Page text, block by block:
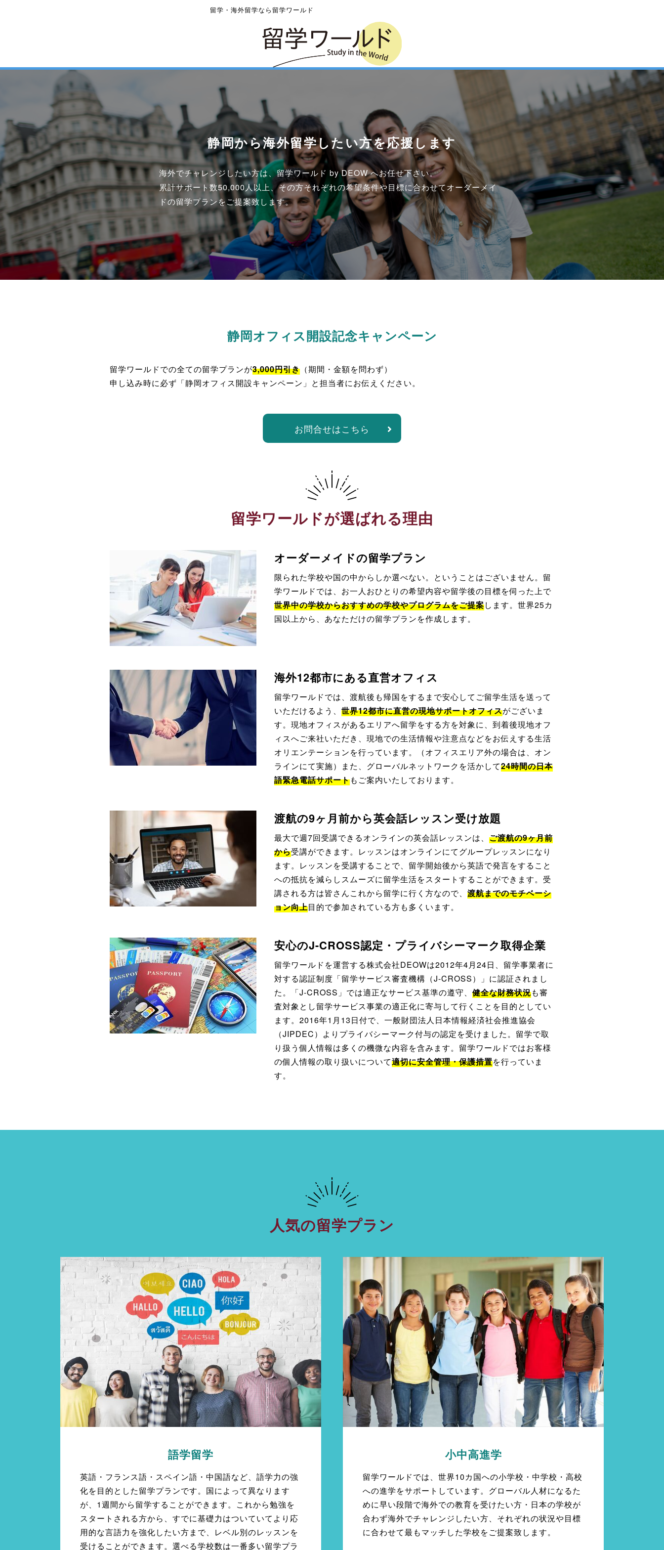
留学・海外留学なら留学ワールド
静岡から海外留学したい方を応援します
海外でチャレンジしたい方は、留学ワールド by DEOW へお任せ下さい。
累計サポート数50,000人以上、その方それぞれの希望条件や目標に合わせてオーダーメイ
ドの留学プランをご提案致します。
静岡オフィス開設記念キャンペーン
留学ワールドでの全ての留学プランが3,000円引き （期間・金額を問わず）
申し込み時に必ず「静岡オフィス開設キャンペーン」と担当者にお伝えください。
お問合せはこちら
留学ワールドが選ばれる理由
オーダーメイドの留学プラン
限られた学校や国の中からしか選べない。ということはございません。留
学ワールドでは、お一人おひとりの希望内容や留学後の目標を伺った上で
世界中の学校からおすすめの学校やプログラムをご提案します。世界25カ
国以上から、あなただけの留学プランを作成します。
海外12都市にある直営オフィス
留学ワールドでは、渡航後も帰国をするまで安心してご留学生活を送って
いただけるよう、 世界12都市に直営の現地サポートオフィスがございま
す。現地オフィスがあるエリアへ留学をする方を対象に、到着後現地オフ
ィスへご来社いただき、現地での生活情報や注意点などをお伝えする生活
オリエンテーションを行っています。（オフィスエリア外の場合は、オン
ラインにて実施）また、グローバルネットワークを活かして24時間の日本
語緊急電話サポートもご案内いたしております。
渡航の9ヶ月前から英会話レッスン受け放題
最大で週7回受講できるオンラインの英会話レッスンは、 ご渡航の9ヶ月前
から受講ができます。レッスンはオンラインにてグループレッスンになり
ます。レッスンを受講することで、留学開始後から英語で発言をすること
への抵抗を減らしスムーズに留学生活をスタートすることができます。受
講される方は皆さんこれから留学に行く方なので、 渡航までのモチベーシ
ョン向上目的で参加されている方も多くいます。
安心のJ-CROSS認定・プライバシーマーク取得企業
留学ワールドを運営する株式会社DEOWは2012年4月24日、留学事業者に
対する認証制度「留学サービス審査機構（J-CROSS）」に認証されまし
た。「J-CROSS」では適正なサービス基準の遵守、 健全な財務状況も審
査対象とし留学サービス事業の適正化に寄与して行くことを目的としてい
ます。2016年1月13日付で、一般財団法人日本情報経済社会推進協会
（JIPDEC）よりプライバシーマーク付与の認定を受けました。留学で取
り扱う個人情報は多くの機微な内容を含みます。留学ワールドではお客様
の個人情報の取り扱いについて適切に安全管理・保護措置を行っていま
す。
人気の留学プラン
語学留学
英語・フランス語・スペイン語・中国語など、語学力の強
化を目的とした留学プランです。国によって異なります
が、1週間から留学することができます。これから勉強を
スタートされる方から、すでに基礎力はついていてより応
用的な言語力を強化したい方まで、レベル別のレッスンを
受けることができます。選べる学校数は一番多い留学プラ
小中高進学
留学ワールドでは、世界10カ国への小学校・中学校・高校
への進学をサポートしています。グローバル人材になるた
めに早い段階で海外での教育を受けたい方・日本の学校が
合わず海外でチャレンジしたい方、それぞれの状況や目標
に合わせて最もマッチした学校をご提案致します。